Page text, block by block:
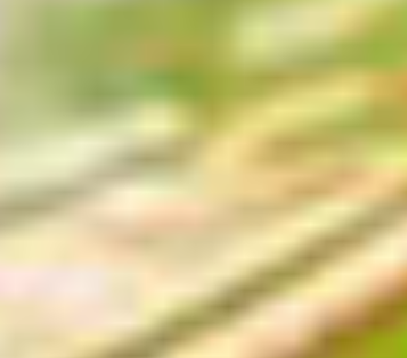
Les établissements près de chez moi